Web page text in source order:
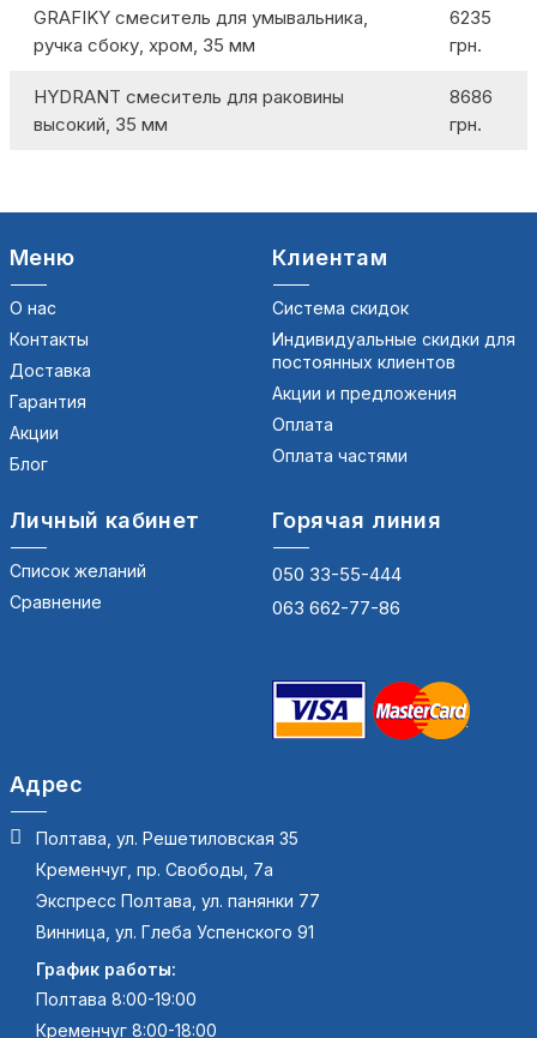
GRAFIKY смеситель для умывальника,
ручка сбоку, хром, 35 мм
6235
грн.
HYDRANT смеситель для раковины
высокий, 35 мм
8686
грн.
Меню
О нас
Контакты
Доставка
Гарантия
Акции
Блог
Клиентам
Система скидок
Индивидуальные скидки для
постоянных клиентов
Акции и предложения
Оплата
Оплата частями
Личный кабинет
Список желаний
Сравнение
Горячая линия
050 33-55-444
063 662-77-86
Адрес
Полтава, ул. Решетиловская 35
Кременчуг, пр. Свободы, 7а
Экспресс Полтава, ул. панянки 77
Винница, ул. Глеба Успенского 91
График работы:
Полтава 8:00-19:00
Кременчуг 8:00-18:00